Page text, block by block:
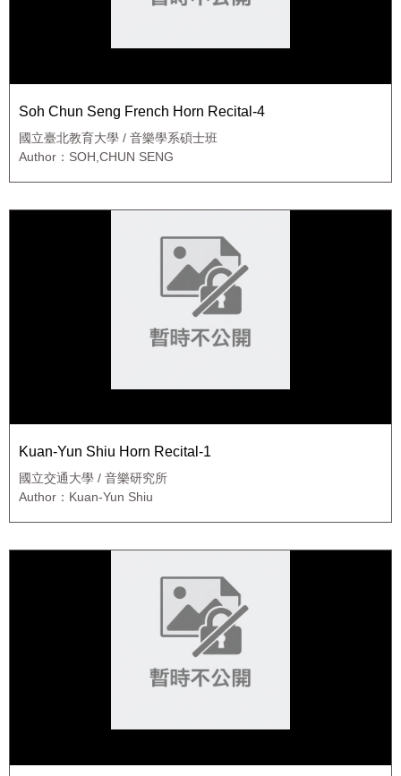
Soh Chun Seng French Horn Recital-4
國立臺北教育大學 / 音樂學系碩士班
Author：SOH,CHUN SENG
Kuan-Yun Shiu Horn Recital-1
國立交通大學 / 音樂研究所
Author：Kuan-Yun Shiu